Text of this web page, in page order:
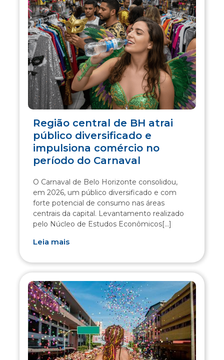
Região central de BH atrai
público diversificado e
impulsiona comércio no
período do Carnaval
O Carnaval de Belo Horizonte consolidou,
em 2026, um público diversificado e com
forte potencial de consumo nas áreas
centrais da capital. Levantamento realizado
pelo Núcleo de Estudos Econômicos[...]
Leia mais